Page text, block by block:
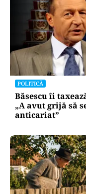
POLITICĂ
Băsescu îi
„A avut grijă să
anticariat”